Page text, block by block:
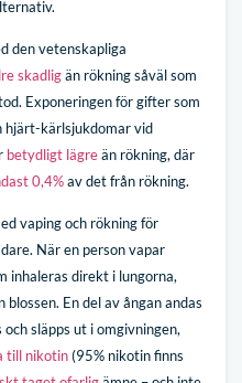
den vetenskapliga
skadligän rökning såväl som
Exponeringen för gifter som
hjärt-kärlsjukdomar vid
betydligt lägreän rökning, där
0,4%av det från rökning.
vaping och rökning för
När en person vapar
inhaleras direkt i lungorna,
En del av ångan andas
släpps ut i omgivningen,
till nikotin(95% nikotin finns